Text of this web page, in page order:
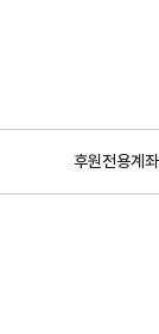
후원전용계